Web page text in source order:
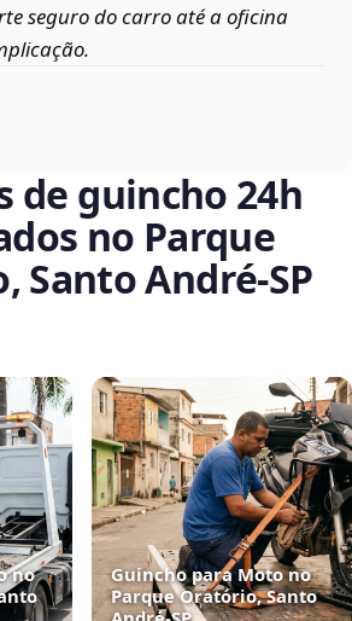
seguro do carro até a oficina
de guincho 24h
no Parque
Santo André‑SP
no
Guincho para Moto no
Parque Oratório, Santo